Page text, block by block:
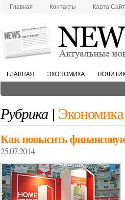
Главная Контакты Карта
ГЛАВНАЯ ЭКОНОМИКА
Рубрика | Экономика
Как повысить
25.07.2014